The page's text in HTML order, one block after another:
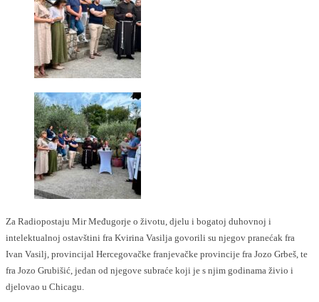
Za Radiopostaju Mir Međugorje o životu, djelu i bogatoj duhovnoj i
intelektualnoj ostavštini fra Kvirina Vasilja govorili su njegov pranećak fra
Ivan Vasilj, provincijal Hercegovačke franjevačke provincije fra Jozo Grbeš, te
fra Jozo Grubišić, jedan od njegove subraće koji je s njim godinama živio i
djelovao u Chicagu.